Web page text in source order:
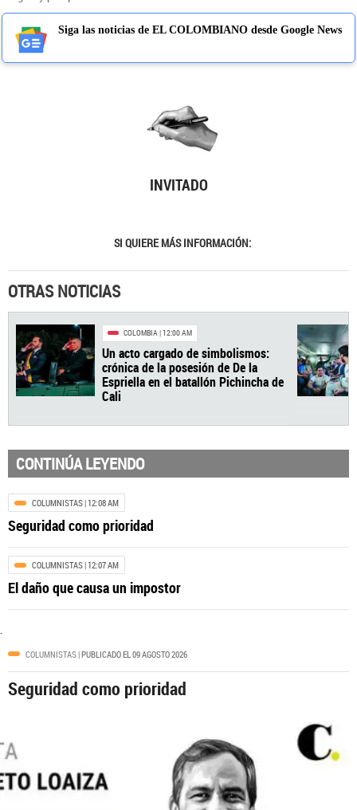
Siga las noticias de EL COLOMBIANO desde Google News
INVITADO
SI QUIERE MÁS INFORMACIÓN:
OTRAS NOTICIAS
COLOMBIA| 12:00 AM
crónica de la posesión de De la
Espriella en el batallón Pichincha de
Cali
CONTINÚA LEYENDO
COLUMNISTAS| 12:08 AM
Seguridad como prioridad
COLUMNISTAS| 12:07 AM
El daño que causa un impostor
COLUMNISTAS| PUBLICADO EL 09 AGOSTO 2026
Seguridad como prioridad